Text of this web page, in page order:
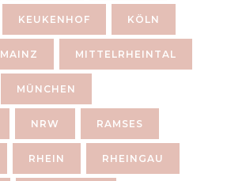
KEUKENHOF KÖLN
MAINZ MITTELRHEINTAL
MÜNCHEN
NRW RAMSES
RHEIN RHEINGAU